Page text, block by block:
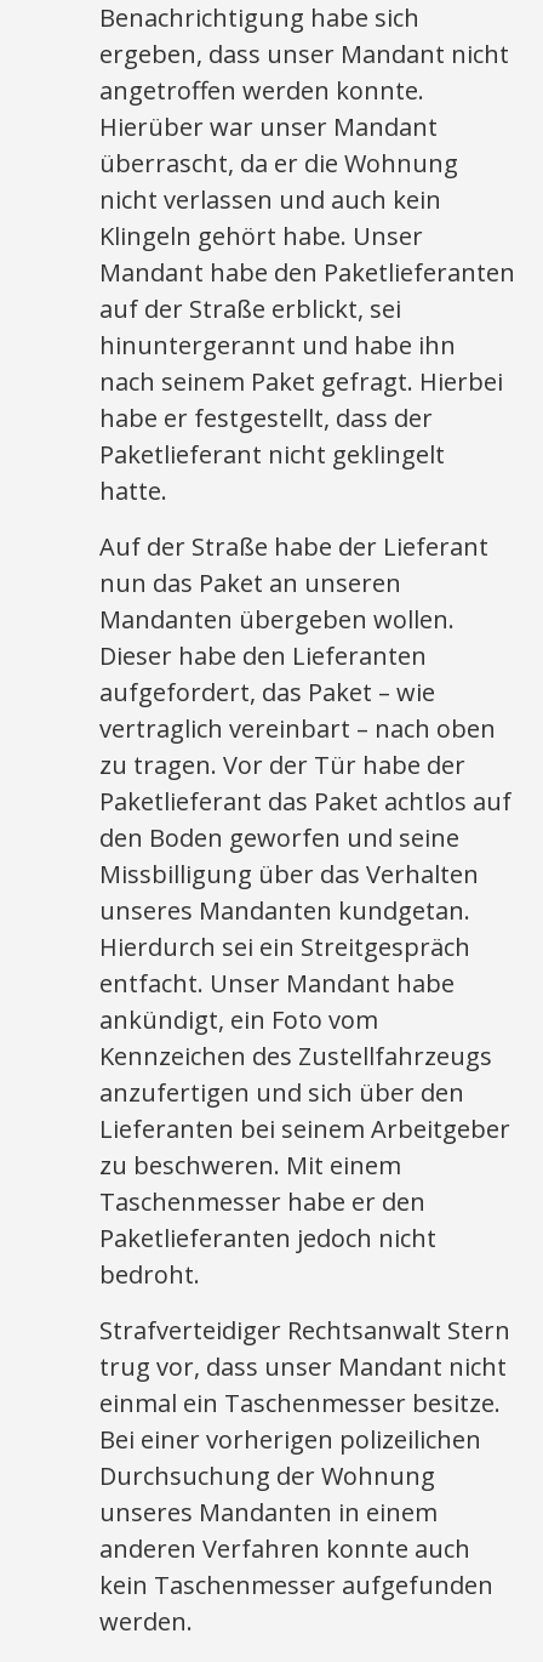
Benachrichtigung habe sich
ergeben, dass unser Mandant nicht
angetroffen werden konnte.
Hierüber war unser Mandant
überrascht, da er die Wohnung
nicht verlassen und auch kein
Klingeln gehört habe. Unser
Mandant habe den Paketlieferanten
auf der Straße erblickt, sei
hinuntergerannt und habe ihn
nach seinem Paket gefragt. Hierbei
habe er festgestellt, dass der
Paketlieferant nicht geklingelt
hatte.
Auf der Straße habe der Lieferant
nun das Paket an unseren
Mandanten übergeben wollen.
Dieser habe den Lieferanten
aufgefordert, das Paket – wie
vertraglich vereinbart – nach oben
zu tragen. Vor der Tür habe der
Paketlieferant das Paket achtlos auf
den Boden geworfen und seine
Missbilligung über das Verhalten
unseres Mandanten kundgetan.
Hierdurch sei ein Streitgespräch
entfacht. Unser Mandant habe
ankündigt, ein Foto vom
Kennzeichen des Zustellfahrzeugs
anzufertigen und sich über den
Lieferanten bei seinem Arbeitgeber
zu beschweren. Mit einem
Taschenmesser habe er den
Paketlieferanten jedoch nicht
bedroht.
Strafverteidiger Rechtsanwalt Stern
trug vor, dass unser Mandant nicht
einmal ein Taschenmesser besitze.
Bei einer vorherigen polizeilichen
Durchsuchung der Wohnung
unseres Mandanten in einem
anderen Verfahren konnte auch
kein Taschenmesser aufgefunden
werden.